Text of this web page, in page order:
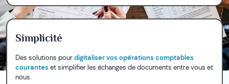
Simplicité
Des solutions pourdigitaliser vos opérations comptables
couranteset simplifier les échanges de documents entre vous et
nous.